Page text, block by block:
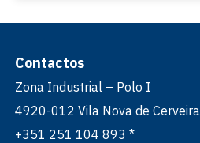
Contactos
Zona Industrial – Polo I
4920-012 Vila Nova de Cerveira
+351 251 104 893 *